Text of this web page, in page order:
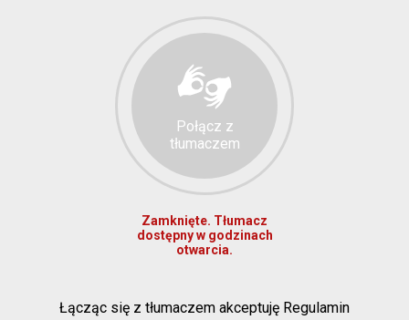
Połącz z
tłumaczem
Zamknięte. Tłumacz
dostępny w godzinach
otwarcia.
Łącząc się z tłumaczem akceptuję Regulamin